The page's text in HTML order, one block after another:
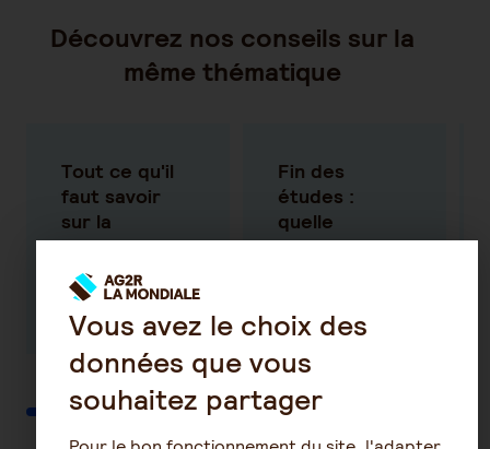
Découvrez nos conseils sur la
même thématique
Tout ce qu'il
faut savoir
sur la
mutuelle
santé
En savoir plus
Fin des
études :
quelle
mutuelle ?
Vous avez le choix des
données que vous
souhaitez partager